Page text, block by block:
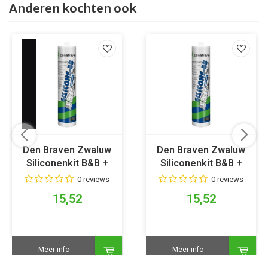
Anderen kochten ook
Den Braven Zwaluw
Siliconenkit B&B +
Sanitary - Zwart
0 reviews
15,52
Meer info
Den Braven Zwaluw
Siliconenkit B&B +
Sanitary - Wit
0 reviews
15,52
Meer info